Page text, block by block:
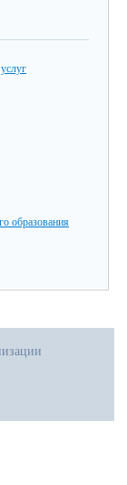
образования